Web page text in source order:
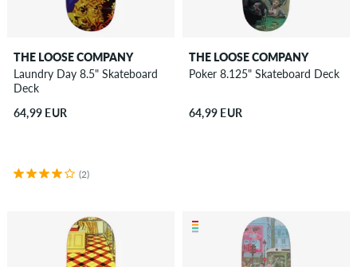
THE LOOSE COMPANY
Laundry Day 8.5" Skateboard
Deck
64,99 EUR
(2)
THE LOOSE COMPANY
Poker 8.125" Skateboard Deck
64,99 EUR